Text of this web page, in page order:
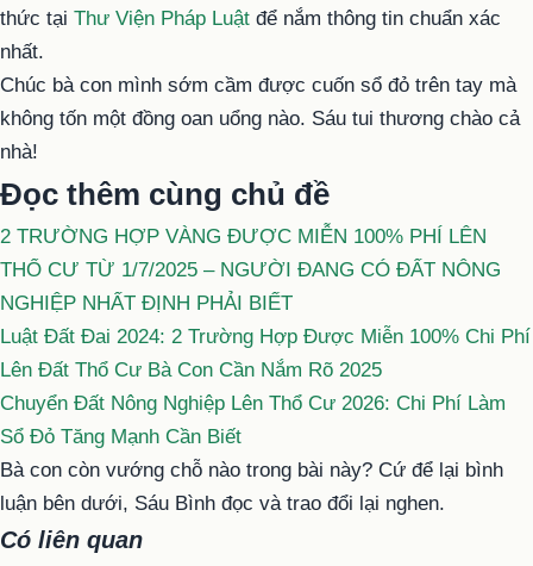
thức tại Thư Viện Pháp Luật để nắm thông tin chuẩn xác
nhất.
Chúc bà con mình sớm cầm được cuốn sổ đỏ trên tay mà
không tốn một đồng oan uổng nào. Sáu tui thương chào cả
nhà!
Đọc thêm cùng chủ đề
2 TRƯỜNG HỢP VÀNG ĐƯỢC MIỄN 100% PHÍ LÊN
THỔ CƯ TỪ 1/7/2025 – NGƯỜI ĐANG CÓ ĐẤT NÔNG
NGHIỆP NHẤT ĐỊNH PHẢI BIẾT
Luật Đất Đai 2024: 2 Trường Hợp Được Miễn 100% Chi Phí
Lên Đất Thổ Cư Bà Con Cần Nắm Rõ 2025
Chuyển Đất Nông Nghiệp Lên Thổ Cư 2026: Chi Phí Làm
Sổ Đỏ Tăng Mạnh Cần Biết
Bà con còn vướng chỗ nào trong bài này? Cứ để lại bình
luận bên dưới, Sáu Bình đọc và trao đổi lại nghen.
Có liên quan